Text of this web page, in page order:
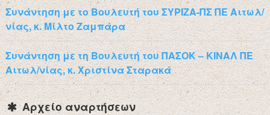
Συνάντηση με το Βουλευτή του ΣΥΡΙΖΑ-ΠΣ ΠΕ Αιτωλ/
νίας, κ. Μίλτο Ζαμπάρα
Συνάντηση με τη Βουλευτή του ΠΑΣΟΚ – ΚΙΝΑΛ ΠΕ
Αιτωλ/νίας, κ. Χριστίνα Σταρακά
Αρχείο αναρτήσεων